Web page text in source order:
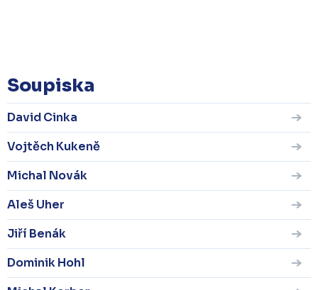
Soupiska
David Cinka
Vojtěch Kukeně
Michal Novák
Aleš Uher
Jiří Benák
Dominik Hohl